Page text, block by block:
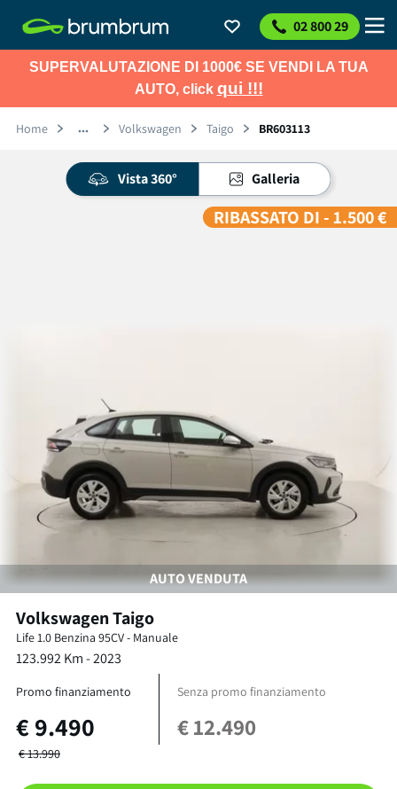
02 800 29
SUPERVALUTAZIONE DI 1000€ SE VENDI LA TUA
AUTO, click qui !!!
Home Volkswagen Taigo BR603113
Vista 360° Galleria
RIBASSATO DI - 1.500 €
AUTO VENDUTA
VolkswagenTaigo
Life1.0 Benzina 95CV- Manuale
123.992Km -2023
Promo finanziamento
€9.490
Senza promo finanziamento
€12.490
€13.990